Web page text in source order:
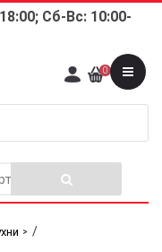
Сб-Вс: 10:00-
0
/